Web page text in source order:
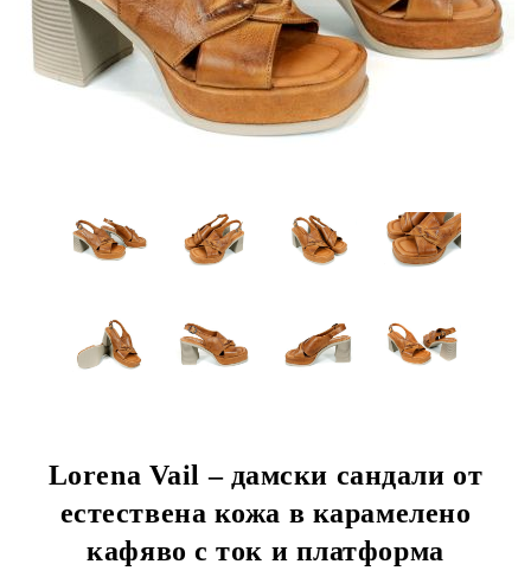
Lorena Vail – дамски сандали от
естествена кожа в карамелено
кафяво с ток и платформа